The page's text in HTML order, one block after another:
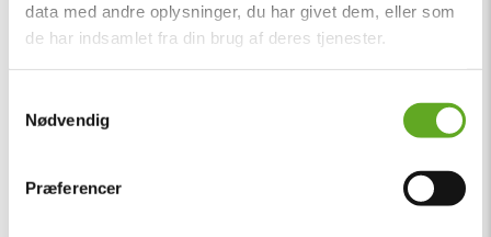
data med andre oplysninger, du har givet dem, eller som
de har indsamlet fra din brug af deres tjenester.
Nødvendig
Præferencer